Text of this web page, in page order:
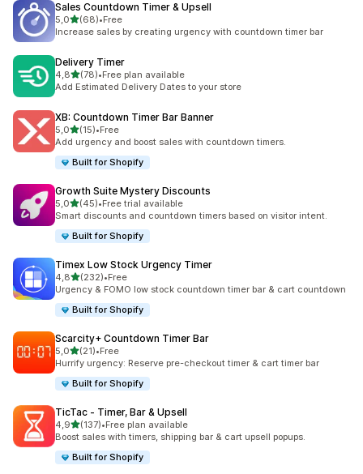
Sales Countdown Timer & Upsell
5,0na 5 gwiazdek
(68)
Łączna liczba recenzji: 68
•Free
Increase sales by creating urgency with countdown timer bar
Delivery Timer
4,8na 5 gwiazdek
(78)
Łączna liczba recenzji: 78
•Free plan available
Add Estimated Delivery Dates to your store
XB: Countdown Timer Bar Banner
5,0na 5 gwiazdek
(15)
Łączna liczba recenzji: 15
•Free
Add urgency and boost sales with countdown timers.
Built for Shopify
Growth Suite Mystery Discounts
5,0na 5 gwiazdek
(45)
Łączna liczba recenzji: 45
•Free trial available
Smart discounts and countdown timers based on visitor intent.
Built for Shopify
Timex Low Stock Urgency Timer
4,8na 5 gwiazdek
(232)
Łączna liczba recenzji: 232
•Free
Urgency & FOMO low stock countdown timer bar & cart countdown
Built for Shopify
Scarcity+ Countdown Timer Bar
5,0na 5 gwiazdek
(21)
Łączna liczba recenzji: 21
•Free
Hurrify urgency: Reserve pre-checkout timer & cart timer bar
Built for Shopify
TicTac ‑ Timer, Bar & Upsell
4,9na 5 gwiazdek
(137)
Łączna liczba recenzji: 137
•Free plan available
Boost sales with timers, shipping bar & cart upsell popups.
Built for Shopify